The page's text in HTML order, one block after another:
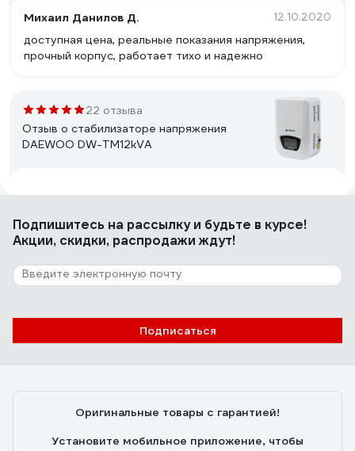
Михаил Данилов Д. 12.10.2020
доступная цена, реальные показания напряжения,
прочный корпус, работает тихо и надежно
22 отзыва
Отзыв о стабилизаторе напряжения
DAEWOO DW-TM12kVA
Байпас
3 отзыва
SmartWatt AVR SERVO 20000SF
надежное решение. Рекомендую.
Подпишитесь на рассылкуи будьте в курсе!
Акции, скидки, распродажи ждут!
Подписаться
Оригинальные товары с гарантией!
Установите мобильное приложение, чтобы